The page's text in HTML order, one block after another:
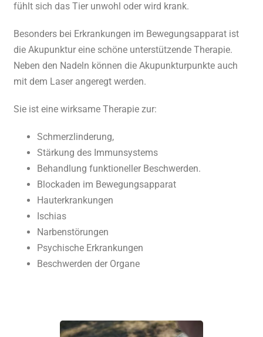
fühlt sich das Tier unwohl oder wird krank.
Besonders bei Erkrankungen im Bewegungsapparat ist
die Akupunktur eine schöne unterstützende Therapie.
Neben den Nadeln können die Akupunkturpunkte auch
mit dem Laser angeregt werden.
Sie ist eine wirksame Therapie zur:
Schmerzlinderung,
Stärkung des Immunsystems
Behandlung funktioneller Beschwerden.
Blockaden im Bewegungsapparat
Hauterkrankungen
Ischias
Narbenstörungen
Psychische Erkrankungen
Beschwerden der Organe